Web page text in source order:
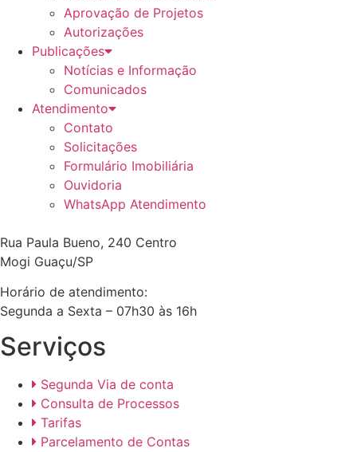
Aprovação de Projetos
Autorizações
Publicações
Notícias e Informação
Comunicados
Atendimento
Contato
Solicitações
Formulário Imobiliária
Ouvidoria
WhatsApp Atendimento
Rua Paula Bueno, 240 Centro
Mogi Guaçu/SP
Horário de atendimento:
Segunda a Sexta – 07h30 às 16h
Serviços
Segunda Via de conta
Consulta de Processos
Tarifas
Parcelamento de Contas